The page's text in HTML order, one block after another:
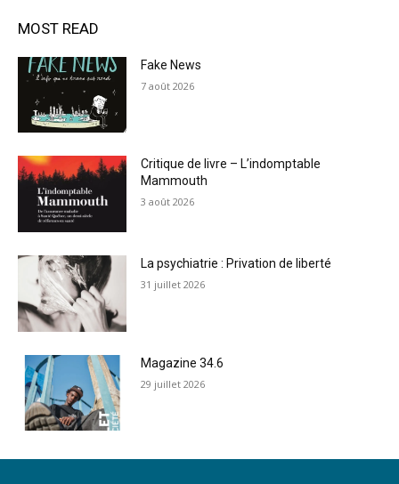
MOST READ
Fake News
7 août 2026
Critique de livre – L’indomptable
Mammouth
3 août 2026
La psychiatrie : Privation de liberté
31 juillet 2026
Magazine 34.6
29 juillet 2026